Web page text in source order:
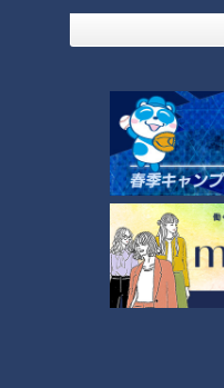
＜唾液の量が少ないとどう
唾液は、ウイルスや細菌が
ます。よく風邪をひく人は
も考えられるのだとか。先
は、まず唾液の量を増や
＜唾液の量が減ってしまう